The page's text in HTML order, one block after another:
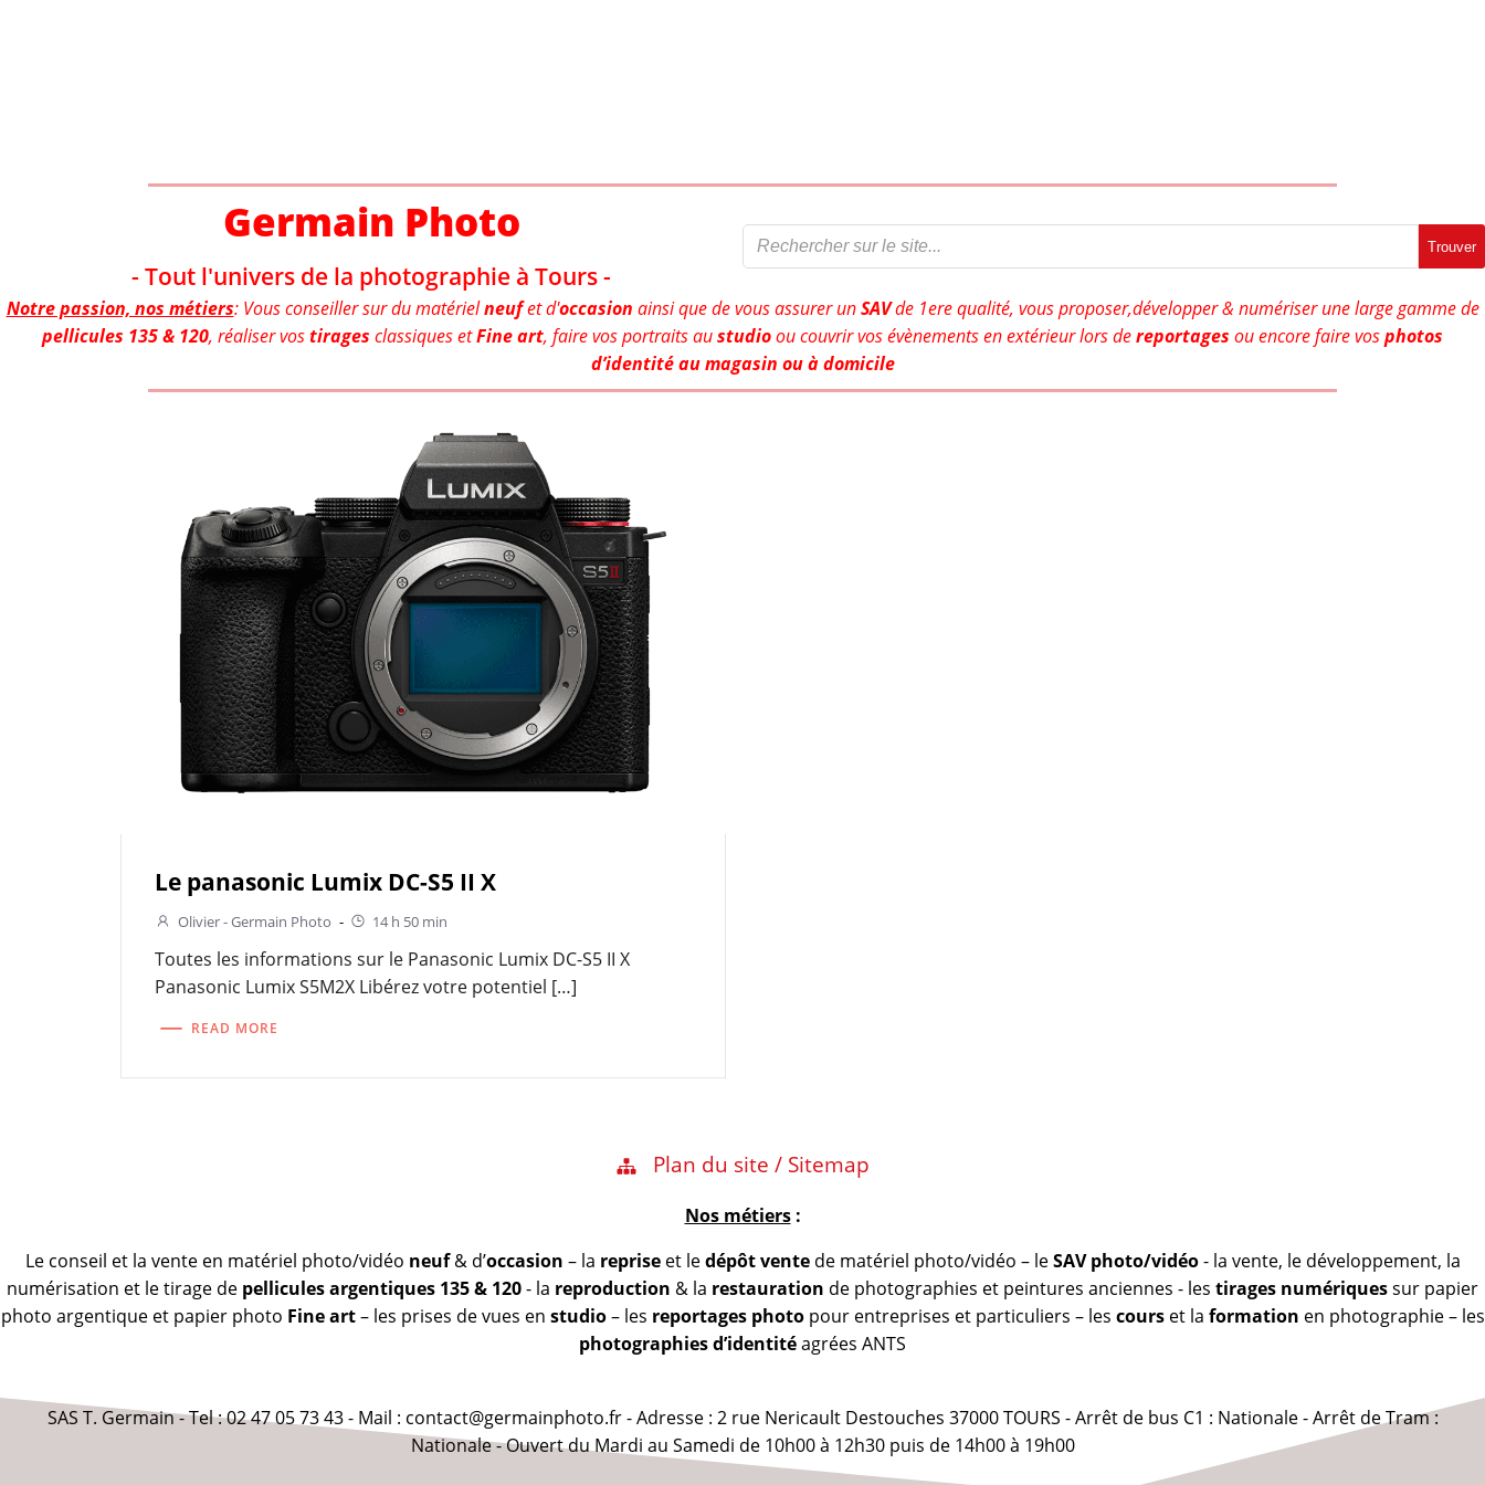
Germain Photo
- Tout l'univers de la photographie à Tours -
Trouver
Notre passion, nos métiers: Vous conseiller sur du matérielneuf et d'occasion ainsi que de vous assurer unSAVde 1ere qualité, vous proposer,développer & numériser une large gamme de
pellicules 135 & 120, réaliser vostirages classiques etFine art, faire vos portraits austudioou couvrir vos évènements en extérieur lors dereportages ou encore faire vosphotos
d’identité au magasin ou à domicile
Le panasonic Lumix DC-S5 II X
Olivier - Germain Photo - 14 h 50 min
Toutes les informations sur le Panasonic Lumix DC-S5 II X
Panasonic Lumix S5M2X Libérez votre potentiel […]
READ MORE
Plan du site / Sitemap
Nos métiers:
Le conseil et la vente en matériel photo/vidéo neuf& d’occasion – la repriseet ledépôt ventede matériel photo/vidéo – leSAV photo/vidéo- la vente, le développement, la
numérisation et le tirage de pellicules argentiques 135 & 120- la reproduction & la restauration de photographies et peintures anciennes - les tirages numériquessur papier
photo argentique et papier photo Fine art– les prises de vues en studio– les reportages photopour entreprises et particuliers – les courset la formation en photographie – les
photographies d’identitéagrées ANTS
SAS T. Germain - Tel : 02 47 05 73 43 - Mail : contact@germainphoto.fr - Adresse : 2 rue Nericault Destouches 37000 TOURS - Arrêt de bus C1 : Nationale - Arrêt de Tram :
Nationale - Ouvert du Mardi au Samedi de 10h00 à 12h30 puis de 14h00 à 19h00